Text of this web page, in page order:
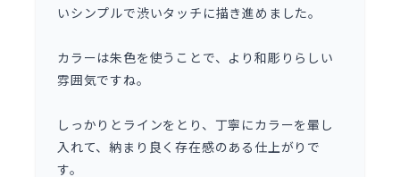
いシンプルで渋いタッチに描き進めました。
カラーは朱色を使うことで、より和彫りらしい
雰囲気ですね。
しっかりとラインをとり、丁寧にカラーを暈し
入れて、納まり良く存在感のある仕上がりで
す。